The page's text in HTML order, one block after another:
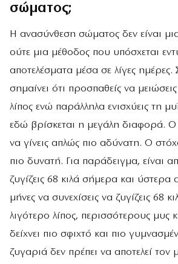
σώματος;
Η ανασύνθεση σώματος δεν είναι
ούτε μια μέθοδος που υπόσχεται
αποτελέσματα μέσα σε λίγες ημέρες.
σημαίνει ότι προσπαθείς να
λίπος ενώ παράλληλα ενισχύεις τη
εδώ βρίσκεται η μεγάλη διαφορά. Ο
να γίνεις απλώς πιο αδύνατη. Ο
πιο δυνατή. Για παράδειγμα, είναι
ζυγίζεις 68 κιλά σήμερα και ύστερα
μήνες να συνεχίσεις να ζυγίζεις 68
λιγότερο λίπος, περισσότερους μυς
δείχνει πιο σφιχτό και πιο
ζυγαριά δεν πρέπει να αποτελεί τον